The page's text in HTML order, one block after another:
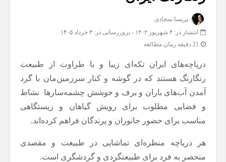
پریسا سجادی
انتشار در: ۴ شهریور ۱۴۰۲
- بروزرسانی در: ۳ خرداد ۱۴۰۵
21 دقیقه زمان مطالعه
دریاچه‌های ایران تکه‌ای زیبا و با طراوت از طبیعت
رنگارنگ هستند که در گوشه و کنار سرزمین‌مان با گرد
آمدن آب‌های باران و برف و جوشش چشمه‌سارها نشاط
و فضایی مطلوب برای رویش گیاهان و زیستگاهی
مناسب برای حضور جانوران و پرندگان فراهم کرده‌اند.
هر دریاچه منظره‌ای تماشایی در طبیعت و مقصدی
منحصر به فرد برای طبیعتگردی و گردشگری است.